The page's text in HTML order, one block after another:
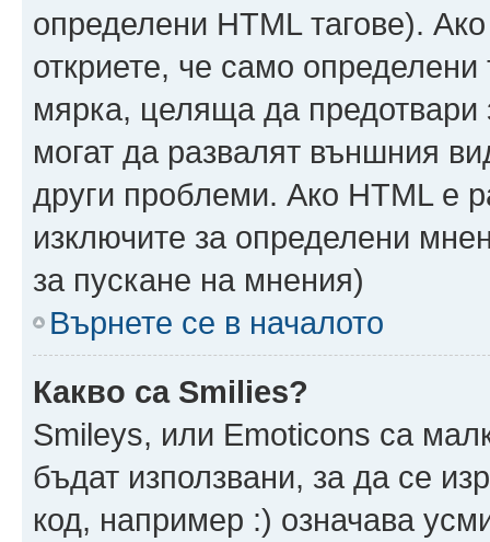
определени HTML тагове).
откриете, че само определени
мярка, целяща да предотвари
могат да развалят външния
други проблеми. Ако HTML е
изключите за определени
за пускане на мнения)
Върнете се в началото
Какво са Smilies?
Smileys, или Emoticons са
бъдат използвани, за да се
код, например :) означава